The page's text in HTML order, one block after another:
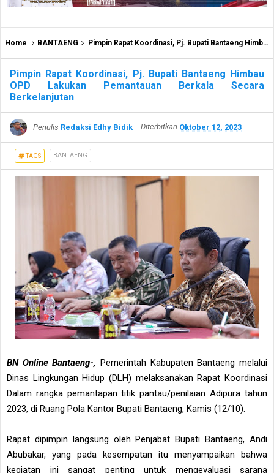
Home BANTAENG Pimpin Rapat Koordinasi, Pj. Bupati Bantaeng Himbau OPD Lakukan Pemantauan Berkala Secara Berkelanjutan
Pimpin Rapat Koordinasi, Pj. Bupati Bantaeng Himbau
OPD Lakukan Pemantauan Berkala Secara
Berkelanjutan
Penulis Redaksi Edhy Bidik Diterbitkan Oktober 12, 2023
TAGS BANTAENG
BN Online Bantaeng-, Pemerintah Kabupaten Bantaeng melalui
Dinas Lingkungan Hidup (DLH) melaksanakan Rapat Koordinasi
Dalam rangka pemantapan titik pantau/penilaian Adipura tahun
2023, di Ruang Pola Kantor Bupati Bantaeng, Kamis (12/10).
Rapat dipimpin langsung oleh Penjabat Bupati Bantaeng, Andi
Abubakar, yang pada kesempatan itu menyampaikan bahwa
kegiatan ini sangat penting untuk mengevaluasi sarana